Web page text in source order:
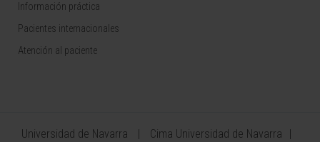
Información práctica
Pacientes internacionales
Atención al paciente
Universidad de Navarra
Cima Universidad de Navarra